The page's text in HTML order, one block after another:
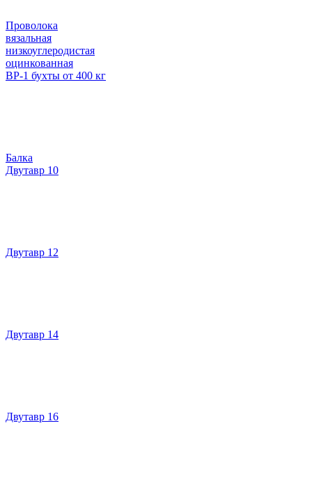
Проволока
вязальная
низкоуглеродистая
оцинкованная
ВР-1 бухты от 400 кг
Балка
Двутавр 10
Двутавр 12
Двутавр 14
Двутавр 16